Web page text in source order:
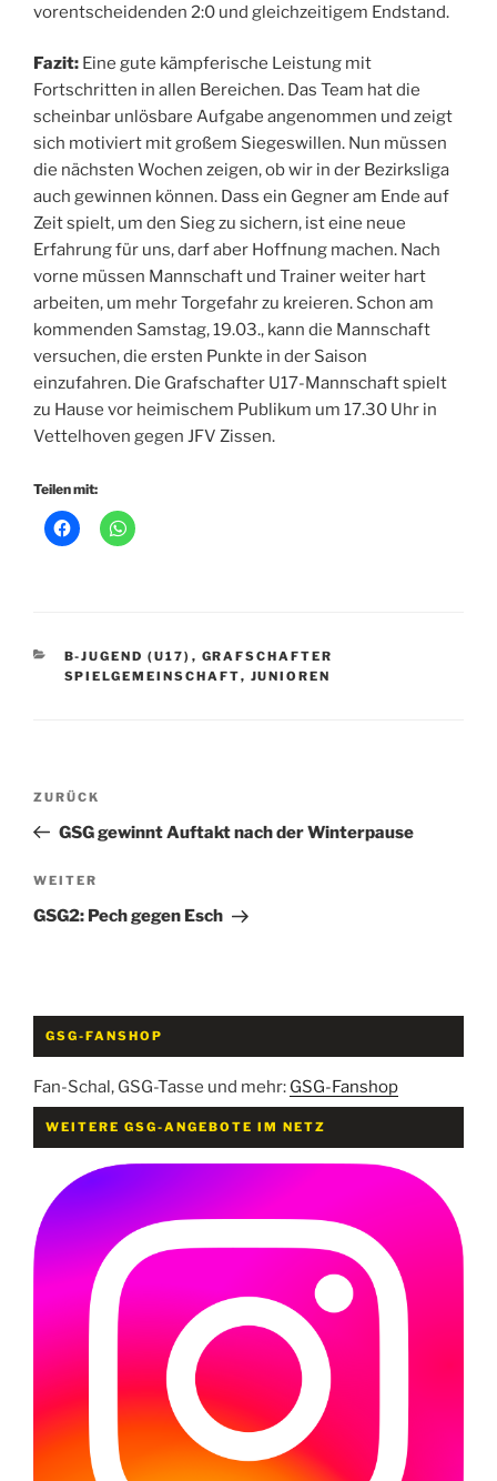
vorentscheidenden 2:0 und gleichzeitigem Endstand.
Fazit: Eine gute kämpferische Leistung mit
Fortschritten in allen Bereichen. Das Team hat die
scheinbar unlösbare Aufgabe angenommen und zeigt
sich motiviert mit großem Siegeswillen. Nun müssen
die nächsten Wochen zeigen, ob wir in der Bezirksliga
auch gewinnen können. Dass ein Gegner am Ende auf
Zeit spielt, um den Sieg zu sichern, ist eine neue
Erfahrung für uns, darf aber Hoffnung machen. Nach
vorne müssen Mannschaft und Trainer weiter hart
arbeiten, um mehr Torgefahr zu kreieren. Schon am
kommenden Samstag, 19.03., kann die Mannschaft
versuchen, die ersten Punkte in der Saison
einzufahren. Die Grafschafter U17-Mannschaft spielt
zu Hause vor heimischem Publikum um 17.30 Uhr in
Vettelhoven gegen JFV Zissen.
Teilen mit:
KATEGORIEN
B-JUGEND (U17) , GRAFSCHAFTER
SPIELGEMEINSCHAFT, JUNIOREN
Beitragsnavigation
Vorheriger
Beitrag
ZURÜCK
GSG gewinnt Auftakt nach der Winterpause
Nächster
Beitrag
WEITER
GSG2: Pech gegen Esch
GSG-FANSHOP
Fan-Schal, GSG-Tasse und mehr: GSG-Fanshop
WEITERE GSG-ANGEBOTE IM NETZ